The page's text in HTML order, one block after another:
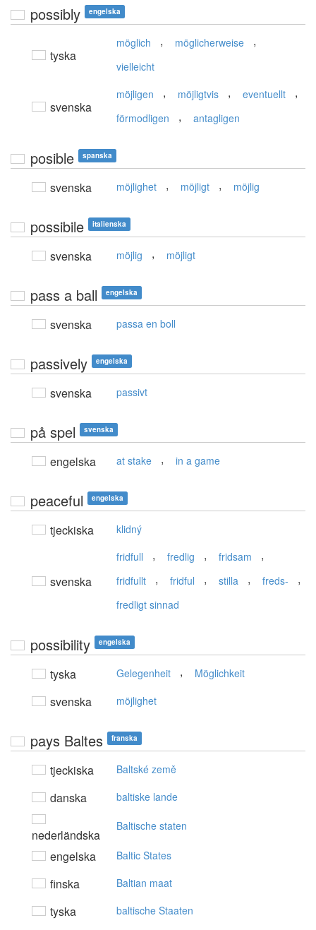
possibly engelska
tyska
möglich , möglicherweise ,
vielleicht
svenska
möjligen , möjligtvis , eventuellt ,
förmodligen , antagligen
posible spanska
svenska möjlighet , möjligt , möjlig
possibile italienska
svenska möjlig , möjligt
pass a ball engelska
svenska passa en boll
passively engelska
svenska passivt
på spel svenska
engelska at stake , in a game
peaceful engelska
tjeckiska klidný
svenska
fridfull , fredlig , fridsam ,
fridfullt , fridful , stilla , freds- ,
fredligt sinnad
possibility engelska
tyska Gelegenheit , Möglichkeit
svenska möjlighet
pays Baltes franska
tjeckiska Baltské země
danska baltiske lande
nederländska
Baltische staten
engelska Baltic States
finska Baltian maat
tyska baltische Staaten